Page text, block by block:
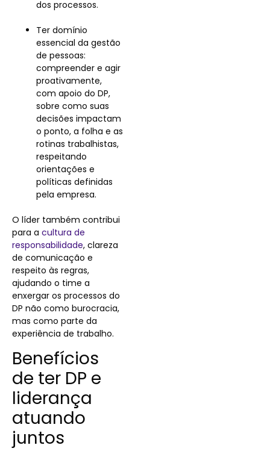
dos processos.
Ter domínio
essencial da gestão
de pessoas:
compreender e agir
proativamente,
com apoio do DP,
sobre como suas
decisões impactam
o ponto, a folha e as
rotinas trabalhistas,
respeitando
orientações e
políticas definidas
pela empresa.
O líder também contribui
para a cultura de
responsabilidade, clareza
de comunicação e
respeito às regras,
ajudando o time a
enxergar os processos do
DP não como burocracia,
mas como parte da
experiência de trabalho.
Benefícios
de ter DP e
liderança
atuando
juntos